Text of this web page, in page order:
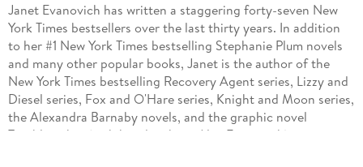
Janet Evanovich has written a staggering forty-seven New
York Times bestsellers over the last thirty years. In addition
to her #1 New York Times bestselling Stephanie Plum novels
and many other popular books, Janet is the author of the
New York Times bestselling Recovery Agent series, Lizzy and
Diesel series, Fox and O'Hare series, Knight and Moon series,
the Alexandra Barnaby novels, and the graphic novel
Troublemaker (with her daughter, Alex Evanovich).